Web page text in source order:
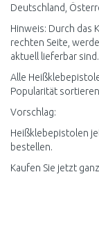
Deutschland,
Hinweis: Durch das
rechten Seite,
aktuell lieferbar sind.
Alle
Popularität
Vorschlag:
Heißklebepistolen
bestellen.
Kaufen Sie jetzt